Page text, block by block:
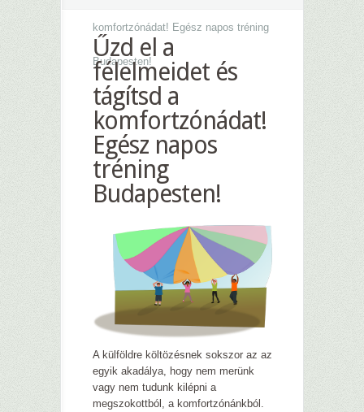
komfortzónádat! Egész napos tréning
Budapesten!
Űzd el a
félelmeidet és
tágítsd a
komfortzónádat!
Egész napos
tréning
Budapesten!
A külföldre költözésnek sokszor az az
egyik akadálya, hogy nem merünk
vagy nem tudunk kilépni a
megszokottból, a komfortzónánkból.